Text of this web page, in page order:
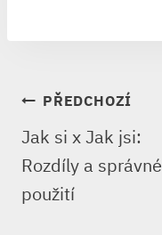
NAVIGACE
PRO
PŘEDCHOZÍ
Jak si x Jak jsi:
Rozdíly a správné
použití